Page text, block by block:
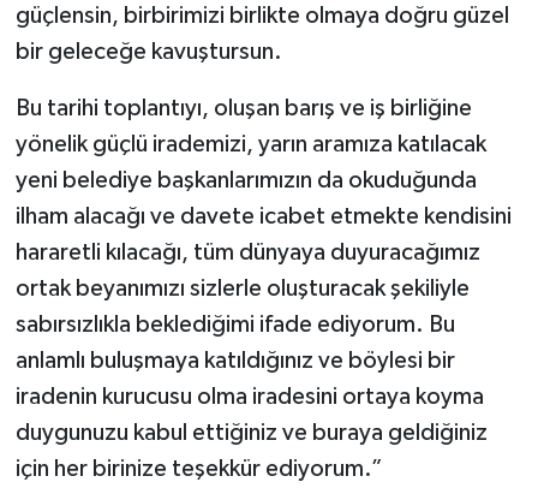
güçlensin, birbirimizi birlikte olmaya doğru güzel
bir geleceğe kavuştursun.
Bu tarihi toplantıyı, oluşan barış ve iş birliğine
yönelik güçlü irademizi, yarın aramıza katılacak
yeni belediye başkanlarımızın da okuduğunda
ilham alacağı ve davete icabet etmekte kendisini
hararetli kılacağı, tüm dünyaya duyuracağımız
ortak beyanımızı sizlerle oluşturacak şekiliyle
sabırsızlıkla beklediğimi ifade ediyorum. Bu
anlamlı buluşmaya katıldığınız ve böylesi bir
iradenin kurucusu olma iradesini ortaya koyma
duygunuzu kabul ettiğiniz ve buraya geldiğiniz
için her birinize teşekkür ediyorum.”